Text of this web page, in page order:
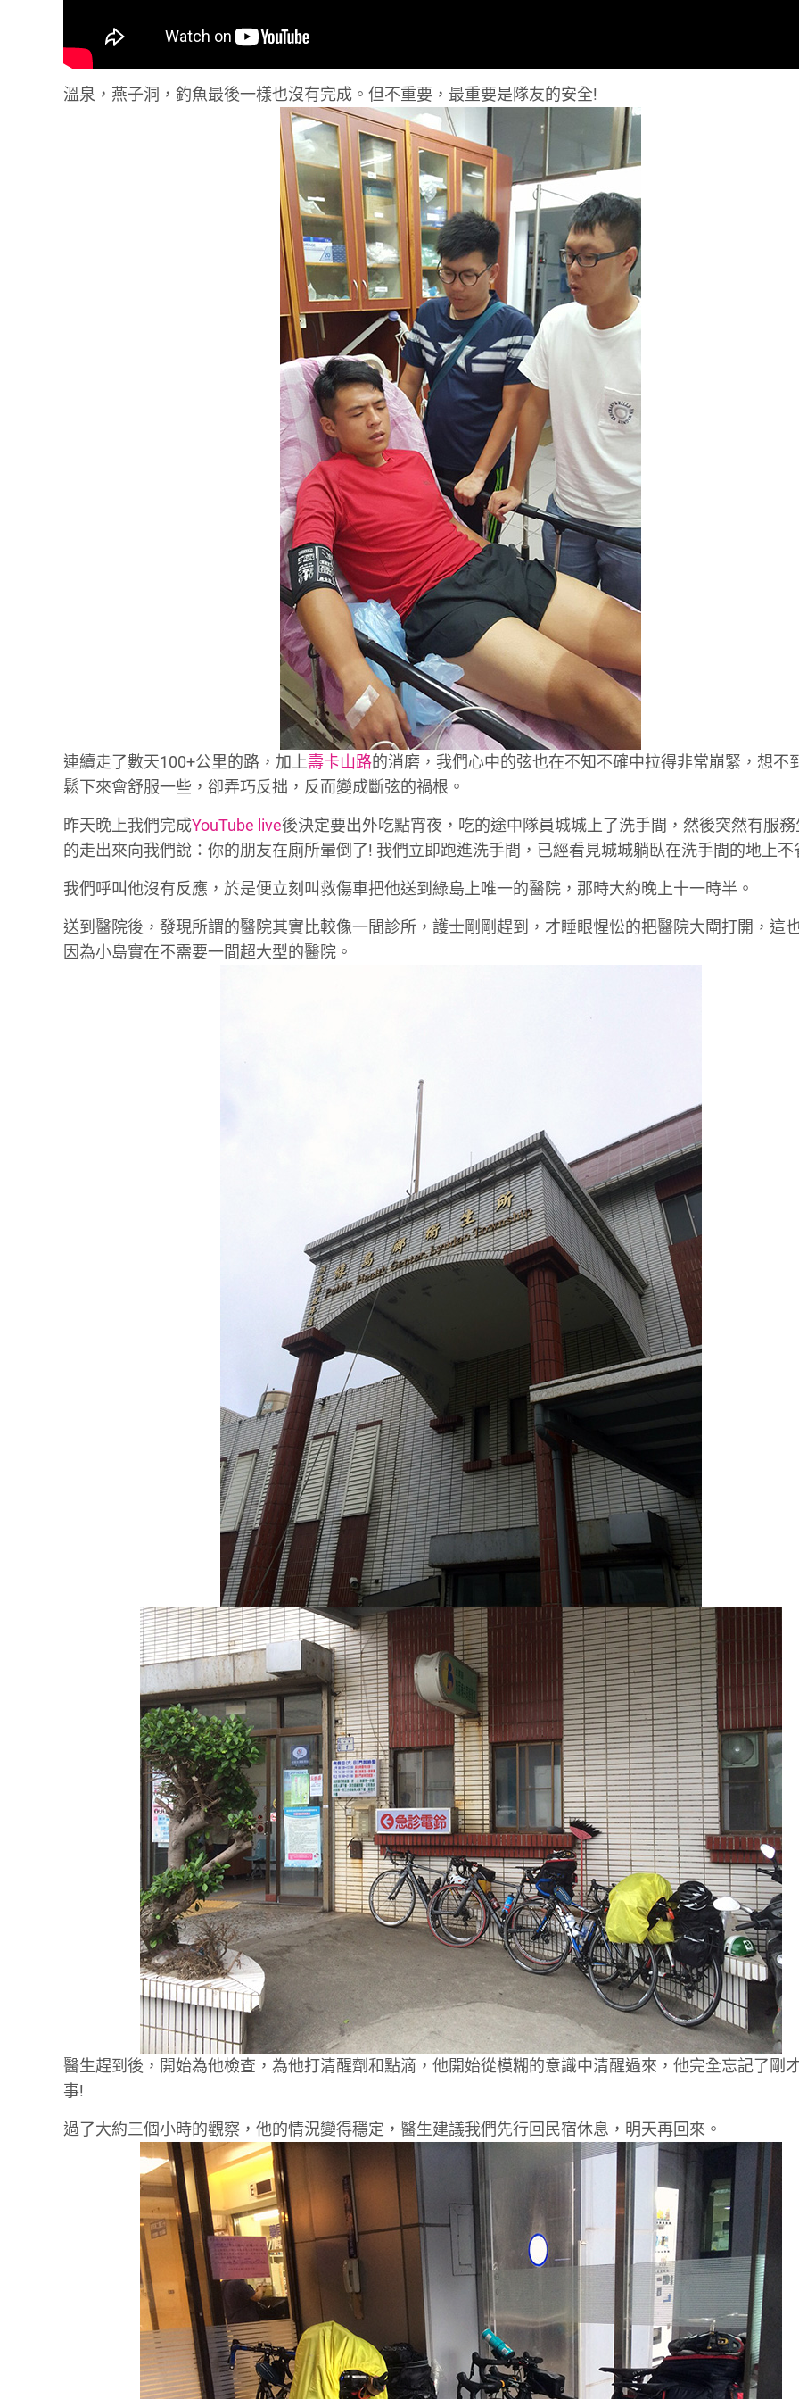
溫泉，燕子洞，釣魚最後一樣也沒有完成。但不重要，最重要是隊友的安全!
連續走了數天100+公里的路，加上壽卡山路的消磨，我們心中的弦也在不知不確中拉得非常崩緊，想不
鬆下來會舒服一些，卻弄巧反拙，反而變成斷弦的禍根。
昨天晚上我們完成YouTube live後決定要出外吃點宵夜，吃的途中隊員城城上了洗手間，然後突然有服
的走出來向我們說：你的朋友在廁所暈倒了! 我們立即跑進洗手間，已經看見城城躺臥在洗手間的地上不
我們呼叫他沒有反應，於是便立刻叫救傷車把他送到綠島上唯一的醫院，那時大約晚上十一時半。
送到醫院後，發現所謂的醫院其實比較像一間診所，護士剛剛趕到，才睡眼惺忪的把醫院大閘打開，這
因為小島實在不需要一間超大型的醫院。
醫生趕到後，開始為他檢查，為他打清醒劑和點滴，他開始從模糊的意識中清醒過來，他完全忘記了剛
事!
過了大約三個小時的觀察，他的情況變得穩定，醫生建議我們先行回民宿休息，明天再回來。